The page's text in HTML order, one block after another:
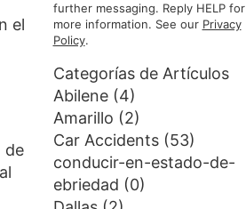
el
de
further messaging. Reply HELP for
more information. See our Privacy
Policy.
Categorías de Artículos
Abilene(4)
Amarillo (2)
Car Accidents(53)
conducir-en-estado-de-
ebriedad (0)